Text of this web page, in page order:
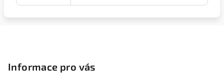
Informace pro vás